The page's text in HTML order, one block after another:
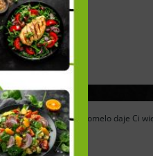
Catering dietetyczny Pomelo daje Ci